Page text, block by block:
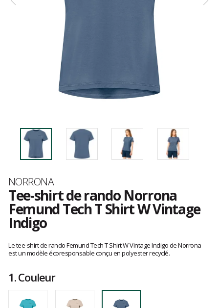
Marque
NORRONA
Tee-shirt de rando Norrona
Femund Tech T Shirt W Vintage
Indigo
avis
clients
Le tee-shirt de rando Femund Tech T Shirt W Vintage Indigo de Norrona
est un modèle écoresponsable conçu en polyester recyclé.
1.Couleur